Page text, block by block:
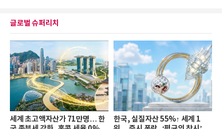
글로벌 슈퍼리치
세계 초고액자산가 71만명… 한
한국, 실질자산 55%↑ 세계 1